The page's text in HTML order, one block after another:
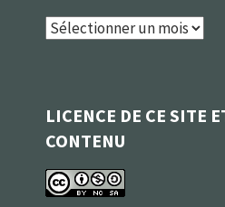
Archives
LICENCE DE CE SITE
CONTENU